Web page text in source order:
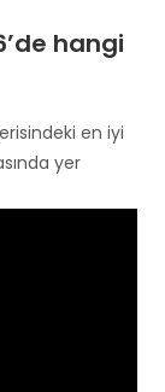
hangi
en iyi
yer